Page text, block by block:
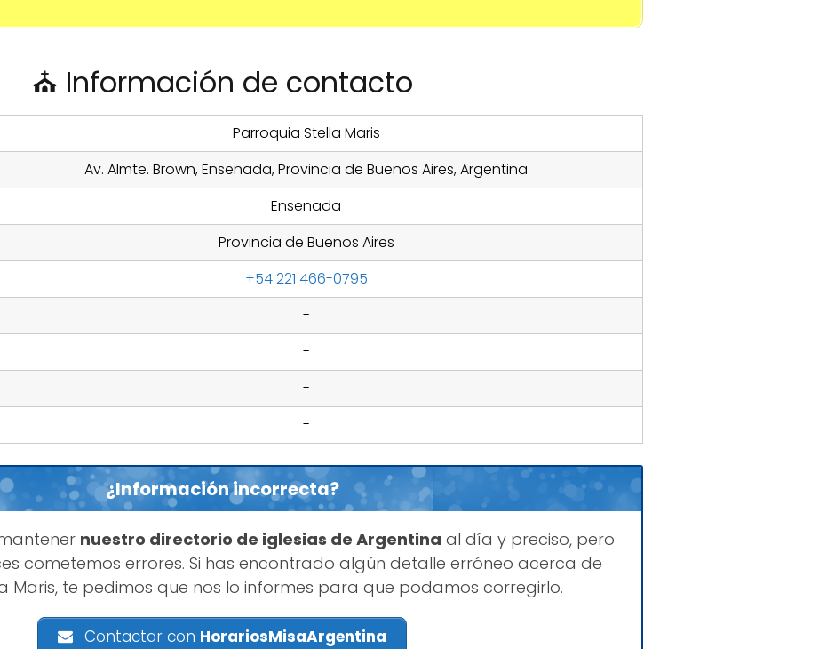
⛪ Información de contacto
Parroquia Stella Maris
Av. Almte. Brown, Ensenada, Provincia de Buenos Aires, Argentina
Ensenada
Provincia de Buenos Aires
+54 221 466-0795
-
-
-
-
¿Información incorrecta?
nuestro directorio de iglesias de Argentina al día y preciso, pero
cometemos errores. Si has encontrado algún detalle erróneo acerca de
Maris, te pedimos que nos lo informes para que podamos corregirlo.
Contactar con HorariosMisaArgentina